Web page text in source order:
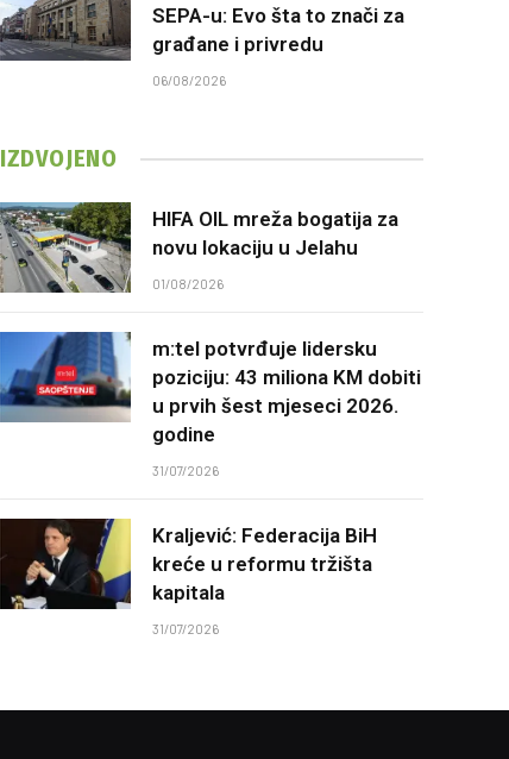
SEPA-u: Evo šta to znači za
građane i privredu
06/08/2026
IZDVOJENO
HIFA OIL mreža bogatija za
novu lokaciju u Jelahu
01/08/2026
m:tel potvrđuje lidersku
poziciju: 43 miliona KM dobiti
u prvih šest mjeseci 2026.
godine
31/07/2026
Kraljević: Federacija BiH
kreće u reformu tržišta
kapitala
31/07/2026